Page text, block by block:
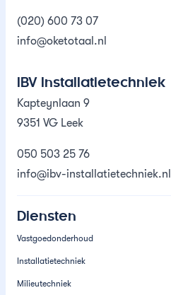
(020) 600 73 07
info@oketotaal.nl
IBV Installatietechniek
Kapteynlaan 9
9351 VG Leek
050 503 25 76
info@ibv-installatietechniek.nl
Diensten
Vastgoedonderhoud
Installatietechniek
Milieutechniek